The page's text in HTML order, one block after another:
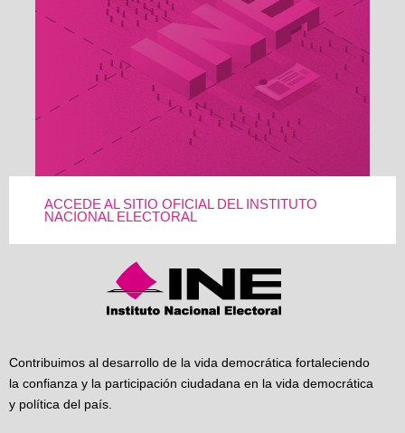
ACCEDE AL SITIO OFICIAL DEL INSTITUTO
NACIONAL ELECTORAL
Contribuimos al desarrollo de la vida democrática fortaleciendo
la confianza y la participación ciudadana en la vida democrática
y política del país.